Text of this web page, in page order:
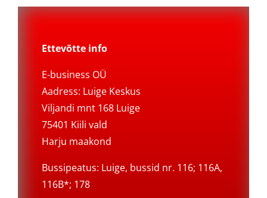
Ettevõtte info
E-business OÜ
Aadress: Luige Keskus
Viljandi mnt 168 Luige
75401 Kiili vald
Harju maakond
Bussipeatus: Luige, bussid nr. 116; 116A,
116B*; 178